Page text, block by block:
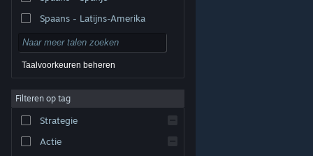
© Valve Corporation. Alle rechten voorbehouden. Alle
handelsmerken zijn eigendom van hun respectieve
Privacybeleid|Juridische informatie
Toegankelijkheid
|
Terugbetalingen
Spaans - Latijns-Amerika
Taalvoorkeuren beheren
Filteren op tag
Strategie
Actie